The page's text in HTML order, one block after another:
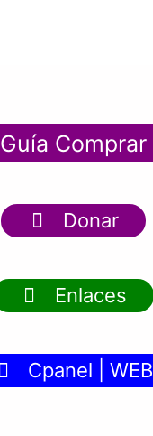
Guía Comprar
Donar
Enlaces
Cpanel | WEB